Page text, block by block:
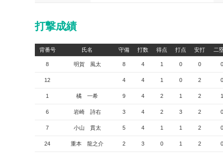
打撃成績
背番号 氏名 守備 打数 得点 打点 安打 二
8 明賀 風太 8 4 1 0 0 0
12 4 4 1 0 2 0
1 橘 一希 9 4 2 1 2 1
6 岩崎 詩右 3 4 2 3 2 0
7 小山 貫太 5 4 1 1 2 0
24 重本 龍之介 2 3 0 1 2 0